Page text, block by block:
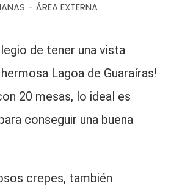
- ÁREA EXTERNA
de tener una vista
Lagoa de Guaraíras!
20 mesas, lo ideal es
conseguir una buena
crepes, también